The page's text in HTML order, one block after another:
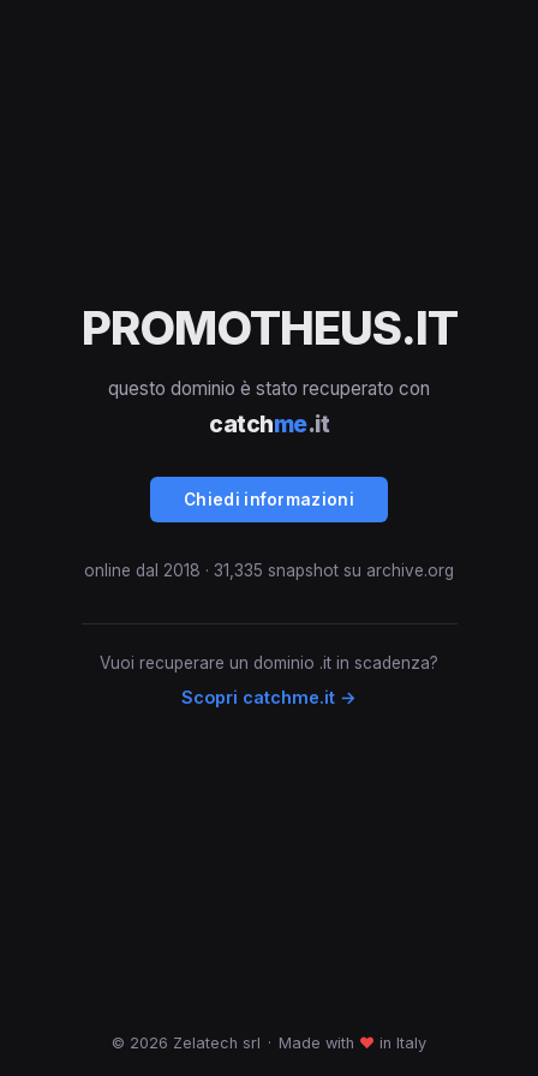
PROMOTHEUS.IT
questo dominio è stato recuperato con
catchme.it
Chiedi informazioni
online dal 2018 · 31,335 snapshot su archive.org
Vuoi recuperare un dominio .it in scadenza?
Scopri catchme.it →
© 2026 Zelatech srl · Made with ♥ in Italy